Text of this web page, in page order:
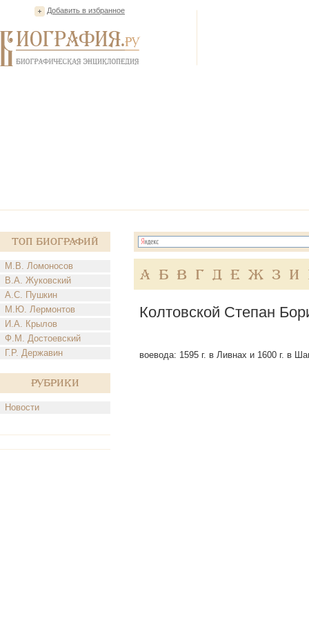
Добавить в избранное
Топ Биографий
М.В. Ломоносов
В.А. Жуковский
А.С. Пушкин
М.Ю. Лермонтов
И.А. Крылов
Ф.М. Достоевский
Г.Р. Державин
Рубрики
Новости
А Б В Г Д Е Ж З И
Колтовской Степан
воевода: 1595 г. в Ливнах и 1600 г. в